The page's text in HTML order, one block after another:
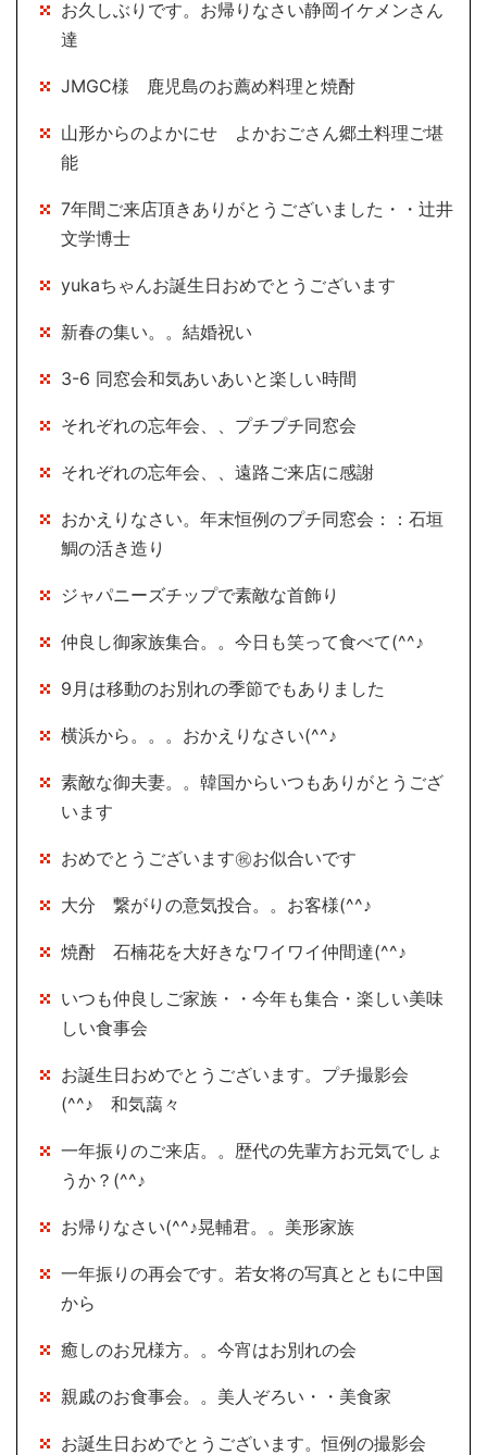
お久しぶりです。お帰りなさい静岡イケメンさん
達
JMGC様 鹿児島のお薦め料理と焼酎
山形からのよかにせ よかおごさん郷土料理ご堪
能
7年間ご来店頂きありがとうございました・・辻井
文学博士
yukaちゃんお誕生日おめでとうございます
新春の集い。。結婚祝い
3-6 同窓会和気あいあいと楽しい時間
それぞれの忘年会、、プチプチ同窓会
それぞれの忘年会、、遠路ご来店に感謝
おかえりなさい。年末恒例のプチ同窓会：：石垣
鯛の活き造り
ジャパニーズチップで素敵な首飾り
仲良し御家族集合。。今日も笑って食べて(^^♪
9月は移動のお別れの季節でもありました
横浜から。。。おかえりなさい(^^♪
素敵な御夫妻。。韓国からいつもありがとうござ
います
おめでとうございます㊗お似合いです
大分 繋がりの意気投合。。お客様(^^♪
焼酎 石楠花を大好きなワイワイ仲間達(^^♪
いつも仲良しご家族・・今年も集合・楽しい美味
しい食事会
お誕生日おめでとうございます。プチ撮影会
(^^♪ 和気藹々
一年振りのご来店。。歴代の先輩方お元気でしょ
うか？(^^♪
お帰りなさい(^^♪晃輔君。。美形家族
一年振りの再会です。若女将の写真とともに中国
から
癒しのお兄様方。。今宵はお別れの会
親戚のお食事会。。美人ぞろい・・美食家
お誕生日おめでとうございます。恒例の撮影会